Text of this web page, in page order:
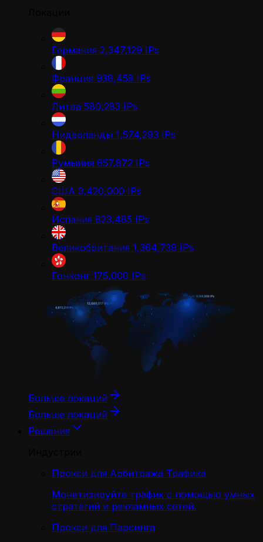
Германия 2,347,129 IPs
Франция 938,458 IPs
Литва 580,283 IPs
Нидерланды 1,574,293 IPs
Румыния 657,872 IPs
США 3,420,000 IPs
Испания 823,485 IPs
Великобритания 1,364,739 IPs
Гонконг 175,000 IPs
Больше локаций
Больше локаций
Решения
Прокси для Арбитража Трафика
Монетизируйте трафик с помощью умных
стратегий и рекламных сетей.
Прокси для Парсинга